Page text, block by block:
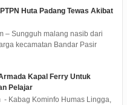
Huta Padang Tewas Akibat
– Sungguh malang nasib dari
kecamatan Bandar Pasir
Kapal Ferry Untuk
Pelajar
- Kabag Kominfo Humas Lingga,